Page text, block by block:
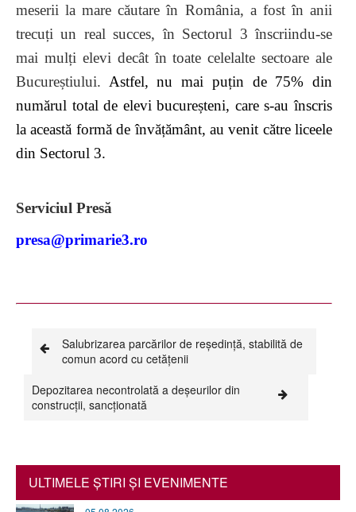
meserii la mare căutare în România, a fost în anii
trecuți un real succes, în Sectorul 3 înscriindu-se
mai mulți elevi decât în toate celelalte sectoare ale
Bucureștiului. Astfel, nu mai puțin de 75% din
numărul total de elevi bucureșteni, care s-au înscris
la această formă de învățământ, au venit către liceele
din Sectorul 3.
Serviciul Presă
presa@primarie3.ro
Salubrizarea parcărilor de reședință, stabilită de
comun acord cu cetățenii
Depozitarea necontrolată a deșeurilor din
construcții, sancționată
ULTIMELE ŞTIRI ŞI EVENIMENTE